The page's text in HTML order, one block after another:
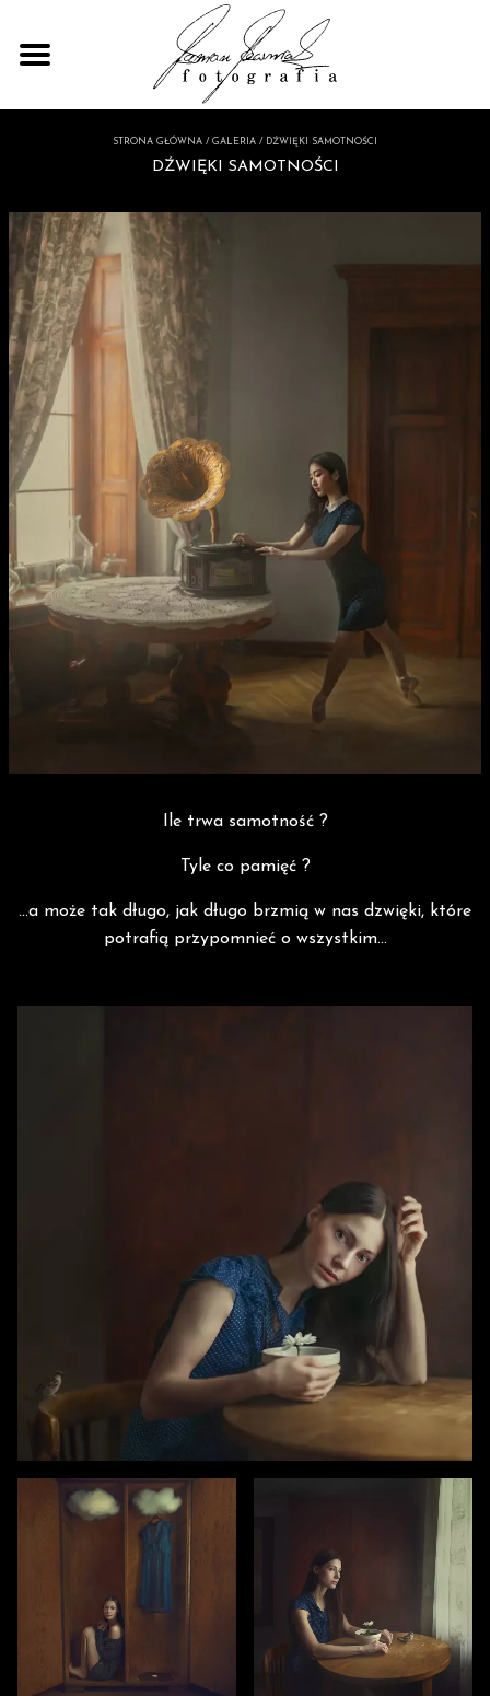
STRONA GŁÓWNA / GALERIA / DŹWIĘKI SAMOTNOŚCI
DŹWIĘKI SAMOTNOŚCI
Ile trwa samotność ?
Tyle co pamięć ?
...a może tak długo, jak długo brzmią w nas dzwięki, które
potrafią przypomnieć o wszystkim...